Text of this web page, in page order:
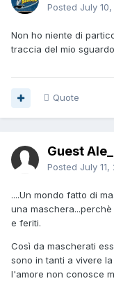
Posted July 10,
Non ho niente di
traccia del mio
Quote
Guest
Posted July 11,
....Un mondo fatto di
una
e feriti.
Così da mascherati
sono in tanti a vivere
l'amore non conosce